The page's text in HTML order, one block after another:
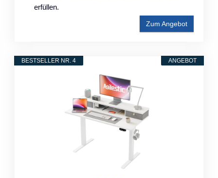
erfüllen.
Zum Angebot
ANGEBOT
BESTSELLER NR. 4